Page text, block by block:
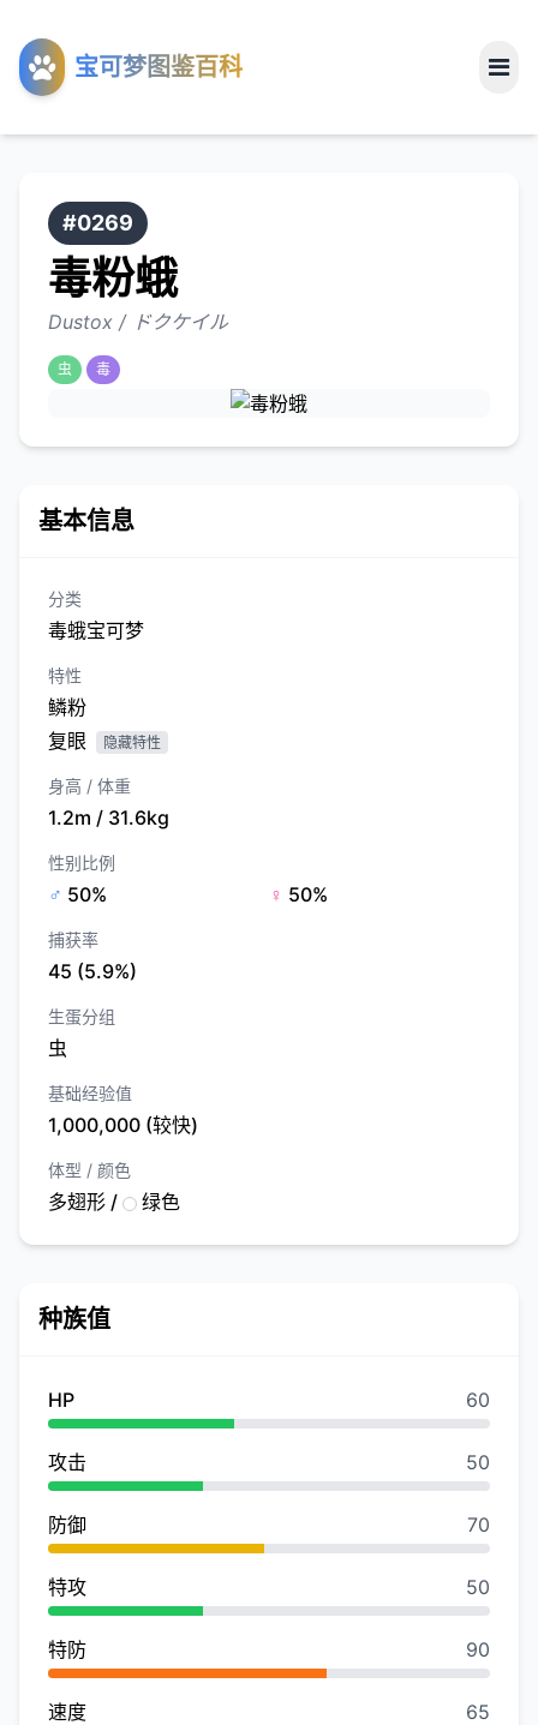
宝可梦图鉴百科
工具
关于
#0269
毒粉蛾
Dustox / ドクケイル
虫 毒
基本信息
分类
毒蛾宝可梦
特性
鳞粉
复眼
隐藏特性
身高 / 体重
1.2m / 31.6kg
性别比例
♂ 50% ♀ 50%
捕获率
45 (5.9%)
生蛋分组
虫
基础经验值
1,000,000 (较快)
体型 / 颜色
多翅形 / 绿色
种族值
HP 60
攻击 50
防御 70
特攻 50
特防 90
速度 65